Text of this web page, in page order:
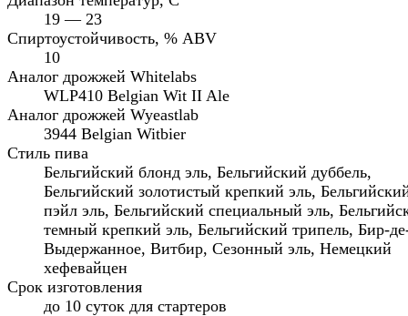
19 — 23
Спиртоустойчивость, % ABV
10
Аналог дрожжей Whitelabs
WLP410 Belgian Wit II Ale
Аналог дрожжей Wyeastlab
3944 Belgian Witbier
Стиль пива
Бельгийский блонд эль, Бельгийский дуббель,
Бельгийский золотистый крепкий эль,
пэйл эль, Бельгийский специальный эль,
темный крепкий эль, Бельгийский трипель, Бир-
Выдержанное, Витбир, Сезонный эль, Немецкий
хефевайцен
Срок изготовления
до 10 суток для стартеров